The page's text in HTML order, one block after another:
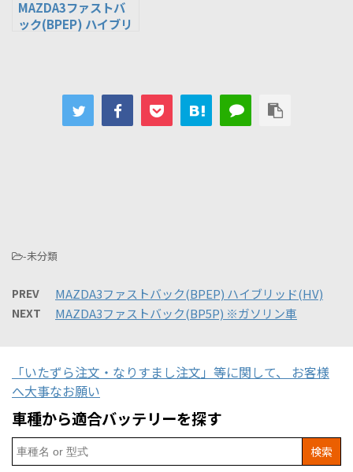
MAZDA3ファストバ
ック(BPEP) ハイブリ
-未分類
PREV MAZDA3ファストバック(BPEP) ハイブリッド(HV)
NEXT MAZDA3ファストバック(BP5P) ※ガソリン車
「いたずら注文・なりすまし注文」等に関して、 お客様
へ大事なお願い
車種から適合バッテリーを探す
Search
for: